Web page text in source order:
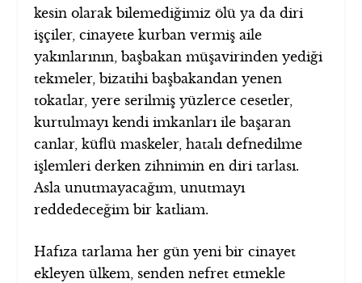
kesin olarak bilemediğimiz ölü ya da diri
işçiler, cinayete kurban vermiş aile
yakınlarının, başbakan müşavirinden yediği
tekmeler, bizatihi başbakandan yenen
tokatlar, yere serilmiş yüzlerce cesetler,
kurtulmayı kendi imkanları ile başaran
canlar, küflü maskeler, hatalı defnedilme
işlemleri derken zihnimin en diri tarlası.
Asla unutmayacağım, unutmayı
reddedeceğim bir katliam.
Hafıza tarlama her gün yeni bir cinayet
ekleyen ülkem, senden nefret etmekle